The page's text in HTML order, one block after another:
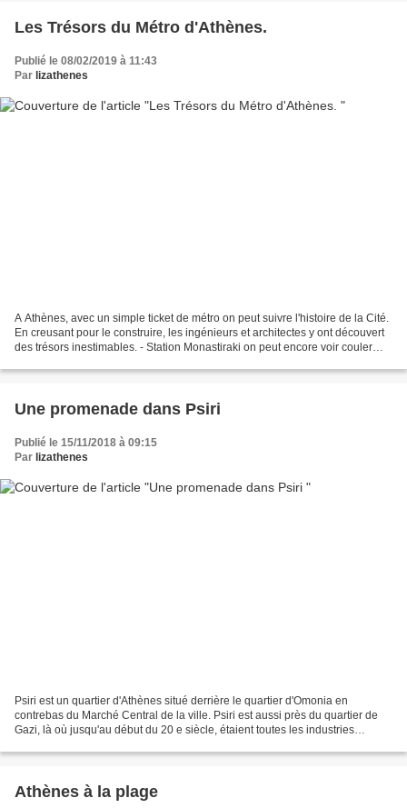
Les Trésors du Métro d'Athènes.
Publié le 08/02/2019 à 11:43
Par lizathenes
A Athènes, avec un simple ticket de métro on peut suivre l'histoire de la Cité.
En creusant pour le construire, les ingénieurs et architectes y ont découvert
des trésors inestimables. - Station Monastiraki on peut encore voir couler
Une promenade dans Psiri
Publié le 15/11/2018 à 09:15
Par lizathenes
Psiri est un quartier d'Athènes situé derrière le quartier d'Omonia en
contrebas du Marché Central de la ville. Psiri est aussi près du quartier de
Gazi, là où jusqu'au début du 20 e siècle, étaient toutes les industries
Athènes à la plage